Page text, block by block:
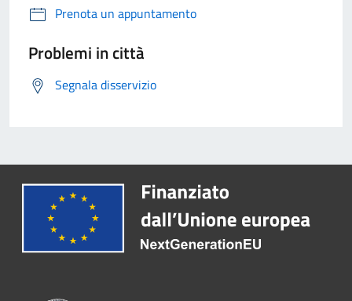
Prenota un appuntamento
Problemi in città
Segnala disservizio